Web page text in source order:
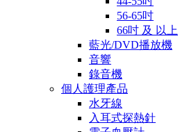
56-65吋
66吋 及 以上
藍光/DVD播放機
音響
錄音機
個人護理產品
水牙線
入耳式探熱針